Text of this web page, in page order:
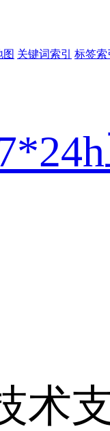
图 关键词索引 标签索
术